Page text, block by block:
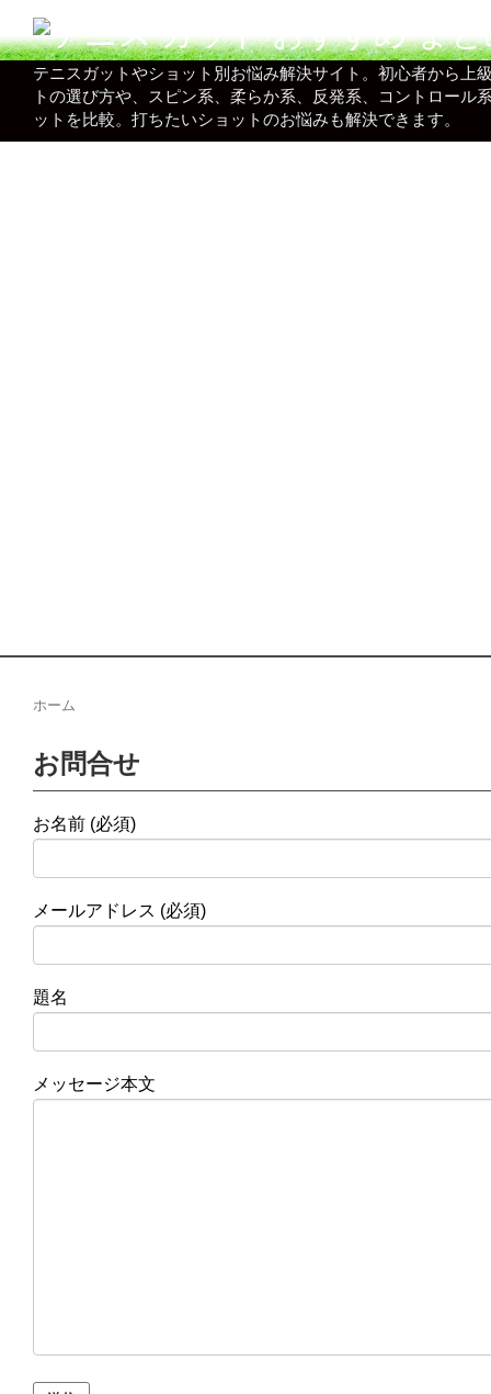
テニスガットやショット別お悩み解決サイト。初心者から上
トの選び方や、スピン系、柔らか系、反発系、コントロール
ットを比較。打ちたいショットのお悩みも解決できます。
ホーム
お問合せ
お名前 (必須)
メールアドレス (必須)
題名
メッセージ本文